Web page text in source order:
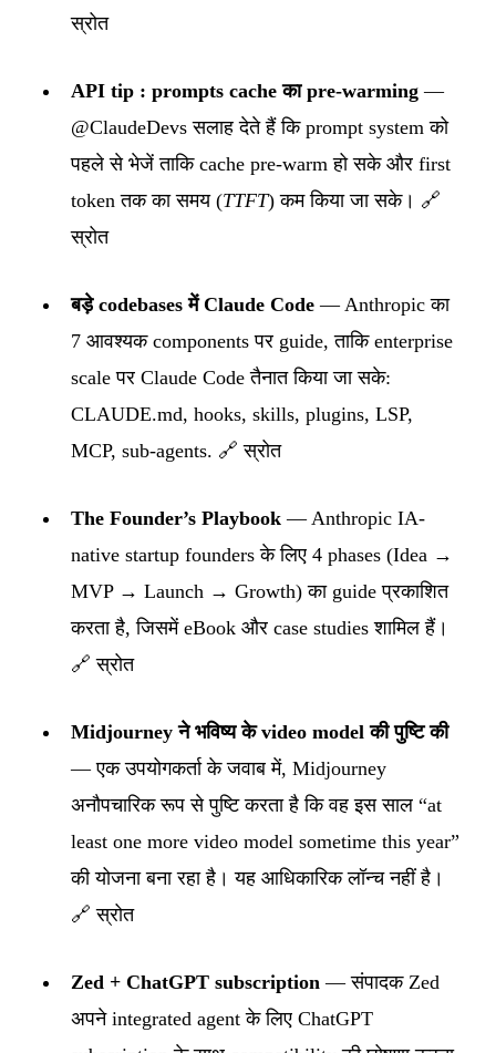
स्रोत
API tip : prompts cache का pre-warming —
@ClaudeDevs सलाह देते हैं कि prompt system को
पहले से भेजें ताकि cache pre-warm हो सके और first
token तक का समय (TTFT) कम किया जा सके। 🔗
स्रोत
बड़े codebases में Claude Code — Anthropic का
7 आवश्यक components पर guide, ताकि enterprise
scale पर Claude Code तैनात किया जा सके:
CLAUDE.md, hooks, skills, plugins, LSP,
MCP, sub-agents. 🔗 स्रोत
The Founder’s Playbook — Anthropic IA-
native startup founders के लिए 4 phases (Idea →
MVP → Launch → Growth) का guide प्रकाशित
करता है, जिसमें eBook और case studies शामिल हैं।
🔗 स्रोत
Midjourney ने भविष्य के video model की पुष्टि की
— एक उपयोगकर्ता के जवाब में, Midjourney
अनौपचारिक रूप से पुष्टि करता है कि वह इस साल “at
least one more video model sometime this year”
की योजना बना रहा है। यह आधिकारिक लॉन्च नहीं है।
🔗 स्रोत
Zed + ChatGPT subscription — संपादक Zed
अपने integrated agent के लिए ChatGPT